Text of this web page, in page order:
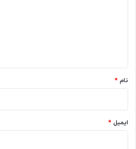
س
ا
ت‌
ه
ا
نام *
ایمیل *